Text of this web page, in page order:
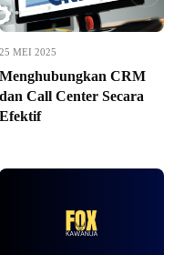
25 MEI 2025
Menghubungkan CRM
dan Call Center Secara
Efektif